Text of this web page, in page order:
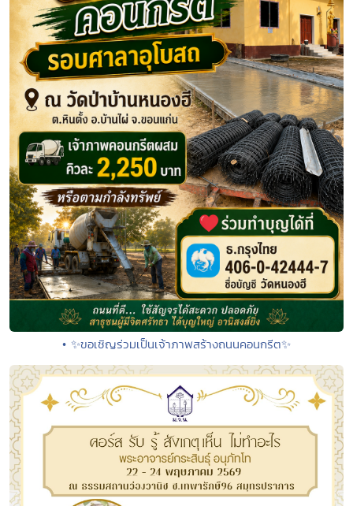
• ✨ขอเชิญร่วมเป็นเจ้าภาพสร้างถนนคอนกรีต✨